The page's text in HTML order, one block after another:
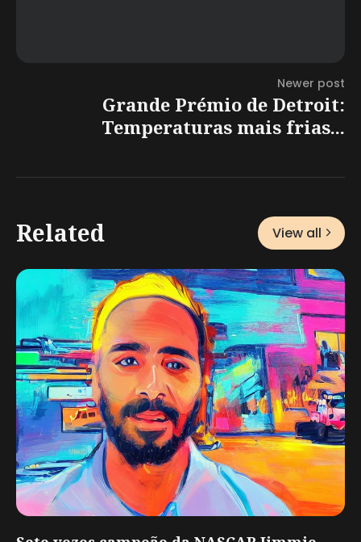
Newer post
Grande Prémio de Detroit:
Temperaturas mais frias...
Related View all